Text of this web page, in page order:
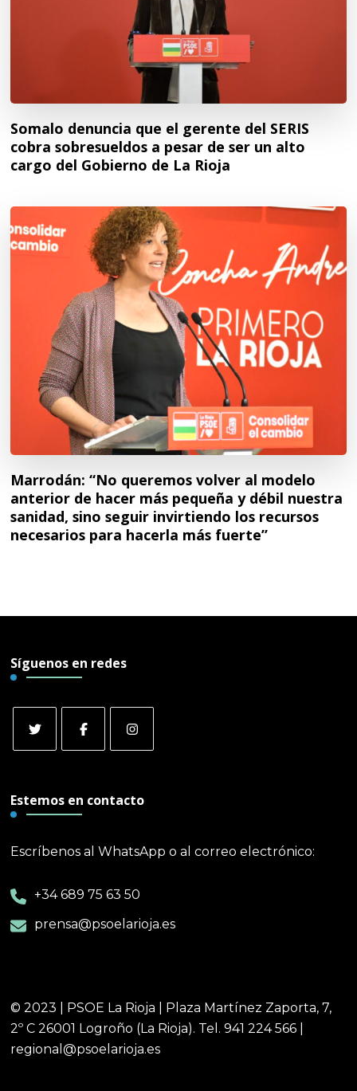
Somalo denuncia que el gerente del SERIS
cobra sobresueldos a pesar de ser un alto
cargo del Gobierno de La Rioja
Marrodán: “No queremos volver al modelo
anterior de hacer más pequeña y débil nuestra
sanidad, sino seguir invirtiendo los recursos
necesarios para hacerla más fuerte”
Síguenos en redes
Estemos en contacto
Escríbenos al WhatsApp o al correo electrónico:
+34 689 75 63 50
prensa@psoelarioja.es
© 2023 | PSOE La Rioja | Plaza Martínez Zaporta, 7,
2º C 26001 Logroño (La Rioja). Tel. 941 224 566 |
regional@psoelarioja.es